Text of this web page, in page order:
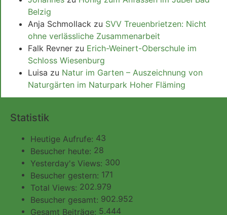
Belzig
Anja Schmollack zu SVV Treuenbrietzen: Nicht
ohne verlässliche Zusammenarbeit
Falk Revner zu Erich-Weinert-Oberschule im
Schloss Wiesenburg
Luisa zu Natur im Garten – Auszeichnung von
Naturgärten im Naturpark Hoher Fläming
Statistik
Heutige Aufrufe: 43
Besucher heute: 28
Yesterday's Views: 300
Besucher gestern: 171
Total Views: 202.979
Besucher gesamt: 902.952
Gesamt Beiträge: 5.444